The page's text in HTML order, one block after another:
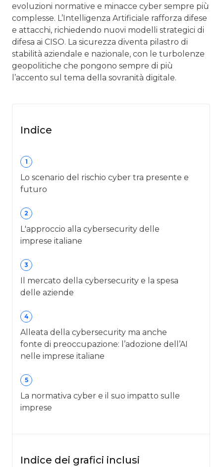
evoluzioni normative e minacce cyber sempre più
complesse. L’Intelligenza Artificiale rafforza difese
e attacchi, richiedendo nuovi modelli strategici di
difesa ai CISO. La sicurezza diventa pilastro di
stabilità aziendale e nazionale, con le turbolenze
geopolitiche che pongono sempre di più
l’accento sul tema della sovranità digitale.
Indice
1
Lo scenario del rischio cyber tra presente e
futuro
2
L'approccio alla cybersecurity delle
imprese italiane
3
Il mercato della cybersecurity e la spesa
delle aziende
4
Alleata della cybersecurity ma anche
fonte di preoccupazione: l’adozione dell’AI
nelle imprese italiane
5
La normativa cyber e il suo impatto sulle
imprese
Indice dei grafici inclusi